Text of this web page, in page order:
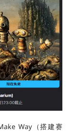
Way（搭建赛